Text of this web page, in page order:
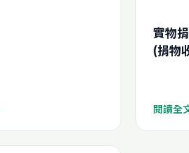
實物
(捐物
閱讀全